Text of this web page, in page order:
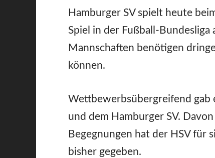
Hamburger SV spielt heute
Spiel in der Fußball-
Mannschaften benötigen
können.
Wettbewerbsübergreifend gab
und dem Hamburger SV.
Begegnungen hat der HSV für
bisher gegeben.